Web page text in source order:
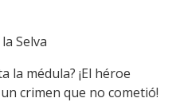
Selva
la médula? ¡El héroe
crimen que no cometió!